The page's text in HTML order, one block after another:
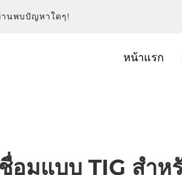
นพบปัญหาใดๆ!
หน้าแรก
อมแบบ TIG สำห